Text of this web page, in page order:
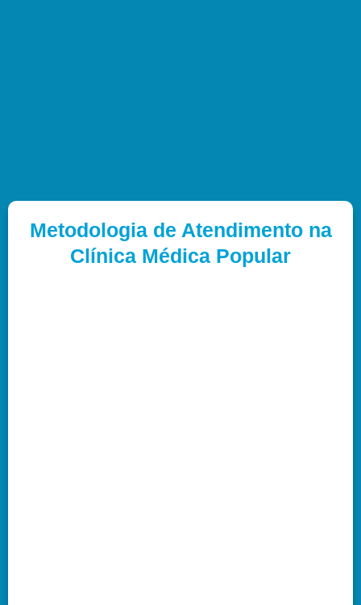
Metodologia de Atendimento na
Clínica Médica Popular